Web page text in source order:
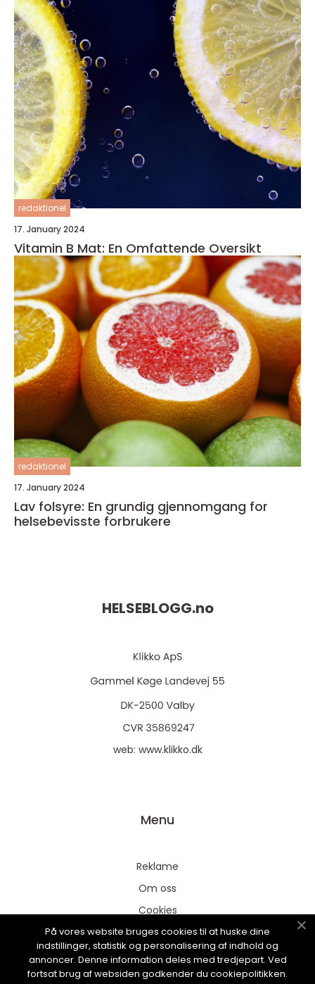
redaktionel
17. January 2024
Vitamin B Mat: En Omfattende Oversikt
redaktionel
17. January 2024
Lav folsyre: En grundig gjennomgang for
helsebevisste forbrukere
HELSEBLOGG.no
web: www.klikko.dk
Menu
Reklame
Om oss
Cookies
Kontakt Oss
Sitemap
På vores website bruges cookies til at huske dine
indstillinger, statistik og personalisering af indhold og
annoncer. Denne information deles med tredjepart. Ved
fortsat brug af websiden godkender du cookiepolitikken.